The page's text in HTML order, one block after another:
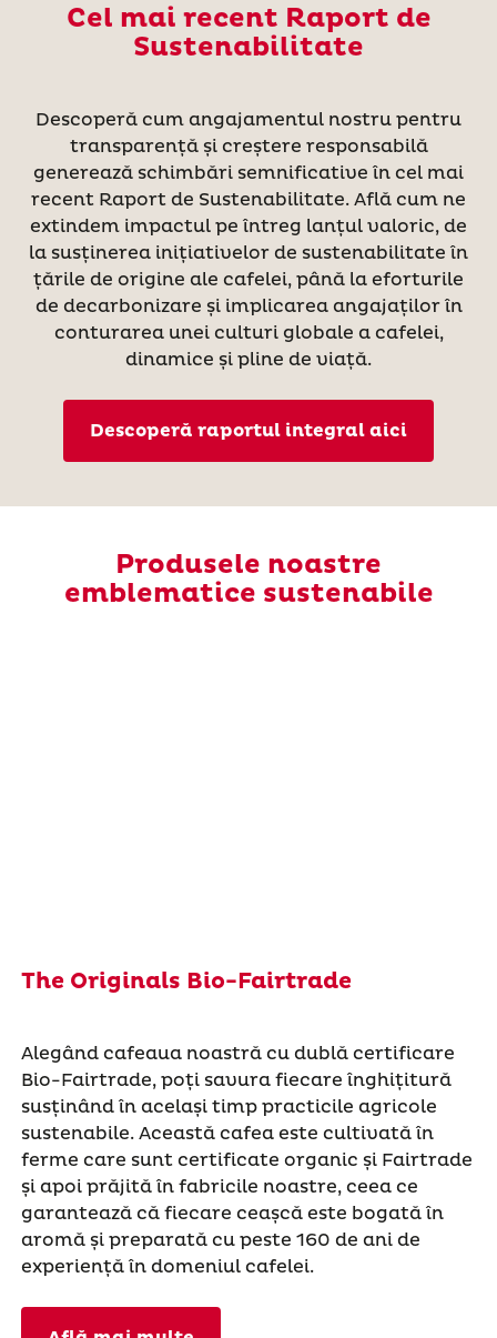
Cel mai recent Raport de
Sustenabilitate
Descoperă cum angajamentul nostru pentru
transparență și creștere responsabilă
generează schimbări semnificative în cel mai
recent Raport de Sustenabilitate. Află cum ne
extindem impactul pe întreg lanțul valoric, de
la susținerea inițiativelor de sustenabilitate în
țările de origine ale cafelei, până la eforturile
de decarbonizare și implicarea angajaților în
conturarea unei culturi globale a cafelei,
dinamice și pline de viață.
Descoperă raportul integral aici
Produsele noastre
emblematice sustenabile
The Originals Bio-Fairtrade
Alegând cafeaua noastră cu dublă certificare
Bio-Fairtrade, poți savura fiecare înghițitură
susținând în același timp practicile agricole
sustenabile. Această cafea este cultivată în
ferme care sunt certificate organic și Fairtrade
și apoi prăjită în fabricile noastre, ceea ce
garantează că fiecare ceașcă este bogată în
aromă și preparată cu peste 160 de ani de
experiență în domeniul cafelei.